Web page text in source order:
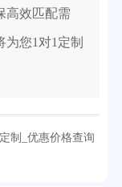
高效匹配需
您1对1定制
制_优惠价格查询